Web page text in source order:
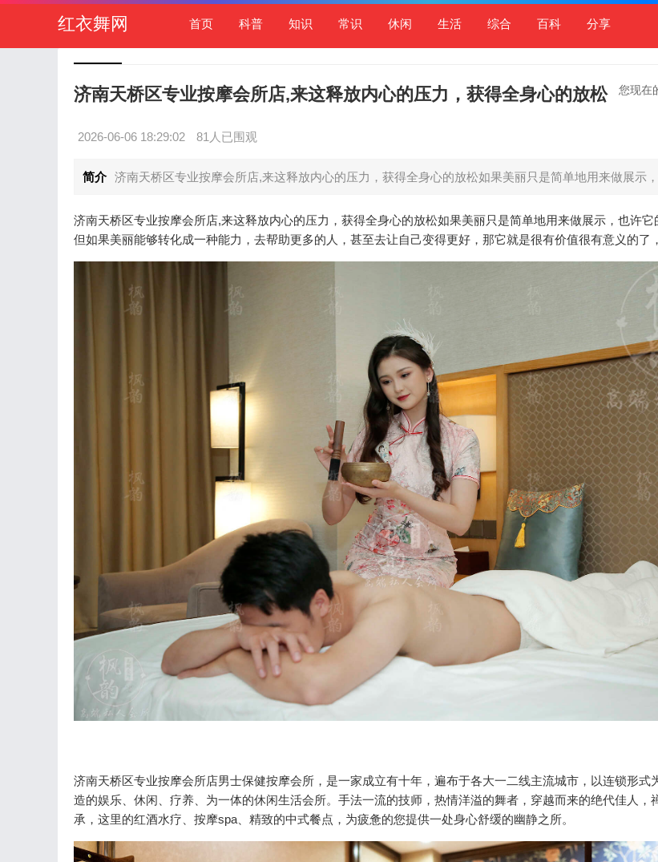
红衣舞网 首页 科普 知识 常识 休闲 生活 综合 百科 分享
您现在
济南天桥区专业按摩会所店,来这释放内心的压力，获得全身心的放松
2026-06-06 18:29:02 81人已围观
简介 济南天桥区专业按摩会所店,来这释放内心的压力，获得全身心的放松如果美丽只是简单地用来做展示
济南天桥区专业按摩会所店,来这释放内心的压力，获得全身心的放松如果美丽只是简单地用来做展示，也许它
但如果美丽能够转化成一种能力，去帮助更多的人，甚至去让自己变得更好，那它就是很有价值很有意义的了，
济南天桥区专业按摩会所店男士保健按摩会所，是一家成立有十年，遍布于各大一二线主流城市，以连锁形式
造的娱乐、休闲、疗养、为一体的休闲生活会所。手法一流的技师，热情洋溢的舞者，穿越而来的绝代佳人，
承，这里的红酒水疗、按摩spa、精致的中式餐点，为疲惫的您提供一处身心舒缓的幽静之所。